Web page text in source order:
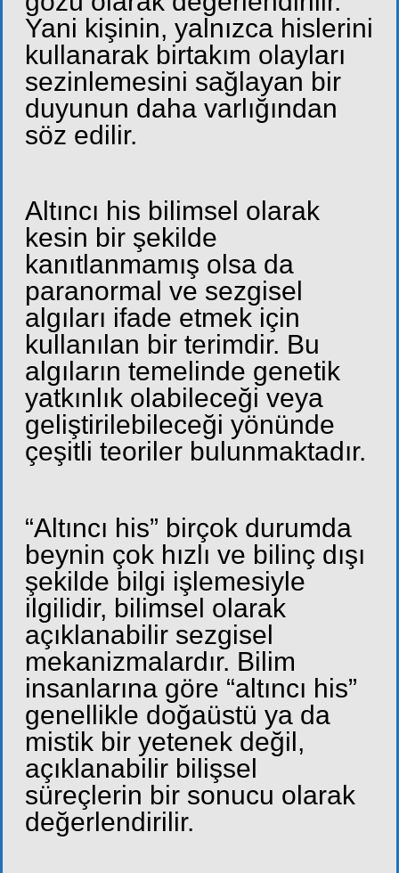
Yani kişinin, yalnızca hislerini
kullanarak birtakım olayları
sezinlemesini sağlayan bir
duyunun daha varlığından
söz edilir.
Altıncı his bilimsel olarak
kesin bir şekilde
kanıtlanmamış olsa da
paranormal ve sezgisel
algıları ifade etmek için
kullanılan bir terimdir. Bu
algıların temelinde genetik
yatkınlık olabileceği veya
geliştirilebileceği yönünde
çeşitli teoriler bulunmaktadır.
“Altıncı his” birçok durumda
beynin çok hızlı ve bilinç dışı
şekilde bilgi işlemesiyle
ilgilidir, bilimsel olarak
açıklanabilir sezgisel
mekanizmalardır. Bilim
insanlarına göre “altıncı his”
genellikle doğaüstü ya da
mistik bir yetenek değil,
açıklanabilir bilişsel
süreçlerin bir sonucu olarak
değerlendirilir.